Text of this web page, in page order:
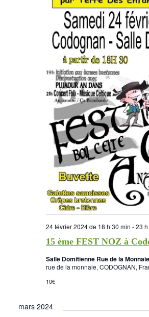
15 ème FEST NOZ à
24 février 2024 de 18 h 30 min -23
Salle Domitienne Rue de la
rue de la monnaie, CODOGNAN,
10€
mars 2024